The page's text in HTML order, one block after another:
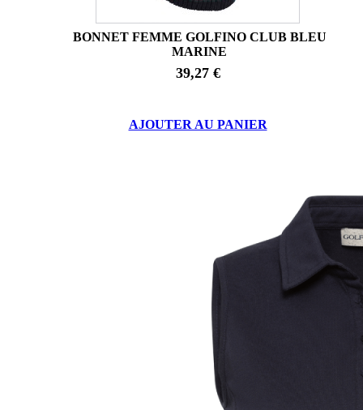
BONNET FEMME GOLFINO CLUB BLEU
MARINE
39,27 €
AJOUTER AU PANIER